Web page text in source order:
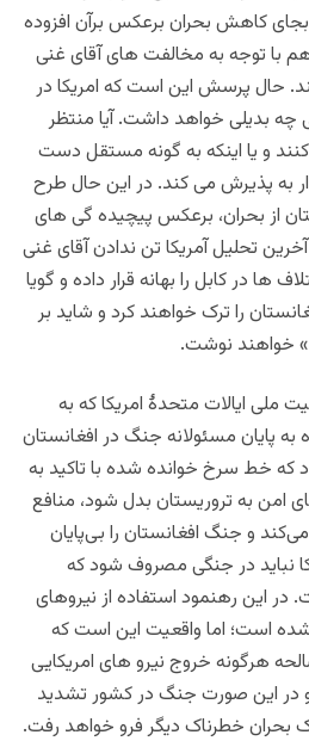
کاهش بحران برعکس برآن افزوده
با توجه به مخالفت های آقای غنی
حال پرسش این است که امریکا در
بدیلی خواهد داشت. آیا منتظر
و یا اینکه به گونه مستقل دست
به پذیرش می کند. در این حال طرح
از بحران، برعکس پیچیده گی های
تحلیل آمریکا تن ندادن آقای غنی
ها در کابل را بهانه قرار داده و گویا
را ترک خواهند کرد و شاید بر
خواهند نوشت.
ملی ایالات متحدۀ امریکا که به
شده به پایان مسئولانه جنگ در افغانستان
که خط سرخ خوانده شده با تاکید به
امن به تروریستان بدل شود، منافع
و جنگ افغانستان را بی‌پایان
نباید در جنگی مصروف شود که
در این رهنمود استفاده از نیروهای
است؛ اما واقعیت این است که
هرگونه خروج نیرو های امریکایی
در این صورت جنگ در کشور تشدید
بحران خطرناک دیگر فرو خواهد رفت.